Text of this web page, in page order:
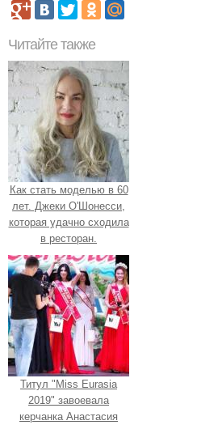
Читайте также
Как стать моделью в 60
лет. Джеки О'Шонесси,
которая удачно сходила
в ресторан.
Титул "Miss Eurasia
2019" завоевала
керчанка Анастасия